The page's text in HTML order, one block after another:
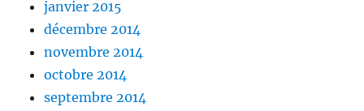
janvier 2015
décembre 2014
novembre 2014
octobre 2014
septembre 2014